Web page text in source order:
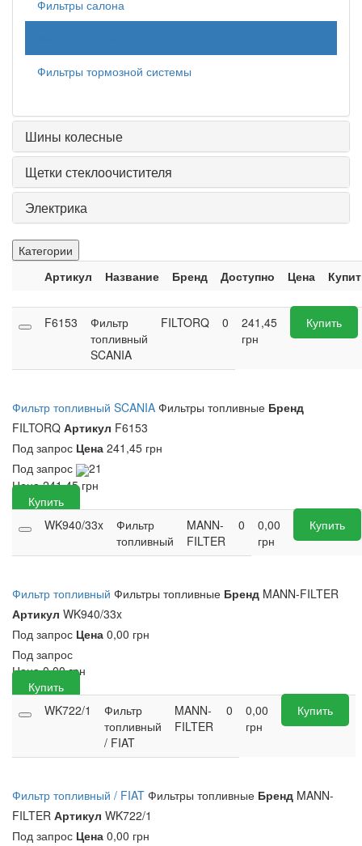
Фильтры салона
Фильтры тормозной системы
Шины колесные
Щетки стеклоочистителя
Электрика
Категории
Артикул
Название Бренд Доступно Цена
F6153
Фильтр
топливный
SCANIA
FILTORQ 0
241,45
грн
Купить
Фильтр топливный SCANIA Фильтры топливные Бренд
FILTORQ Артикул F6153
Под запрос Цена 241,45 грн
Под запрос
21
Цена 241,45грн
Купить
WK940/33x
Фильтр
топливный
MANN-
FILTER
0
0,00
грн
Купить
Фильтр топливный Фильтры топливные Бренд MANN-FILTER
Артикул WK940/33x
Под запрос Цена 0,00 грн
Под запрос
Цена 0,00грн
Купить
WK722/1
Фильтр
топливный
/ FIAT
MANN-
FILTER
0
0,00
грн
Купить
Фильтр топливный / FIAT Фильтры топливные Бренд MANN-
FILTER Артикул WK722/1
Под запрос Цена 0,00 грн